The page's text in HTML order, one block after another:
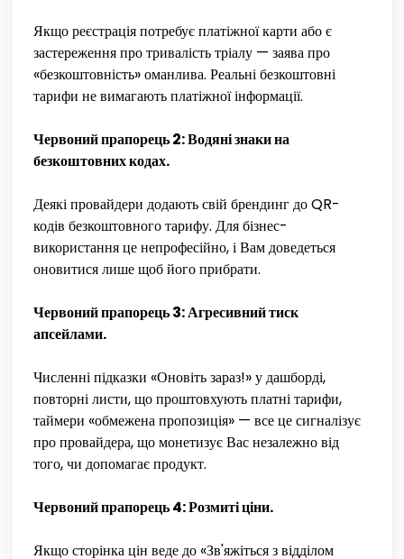
Якщо реєстрація потребує платіжної карти або є
застереження про тривалість тріалу — заява про
«безкоштовність» оманлива. Реальні безкоштовні
тарифи не вимагають платіжної інформації.
Червоний прапорець 2: Водяні знаки на
безкоштовних кодах.
Деякі провайдери додають свій брендинг до QR-
кодів безкоштовного тарифу. Для бізнес-
використання це непрофесійно, і Вам доведеться
оновитися лише щоб його прибрати.
Червоний прапорець 3: Агресивний тиск
апсейлами.
Численні підказки «Оновіть зараз!» у дашборді,
повторні листи, що проштовхують платні тарифи,
таймери «обмежена пропозиція» — все це сигналізує
про провайдера, що монетизує Вас незалежно від
того, чи допомагає продукт.
Червоний прапорець 4: Розмиті ціни.
Якщо сторінка цін веде до «Зв'яжіться з відділом